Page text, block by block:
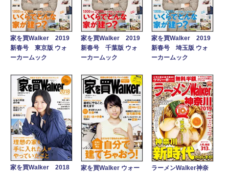
家を買Walker 2019
新春号 東京版 ウォ
ーカームック
家を買Walker 2019
新春号 千葉版 ウォ
ーカームック
家を買Walker 2019
新春号 埼玉版 ウォ
ーカームック
家を買Walker 2018
家を買Walker ウォー
ラーメンWalker神奈